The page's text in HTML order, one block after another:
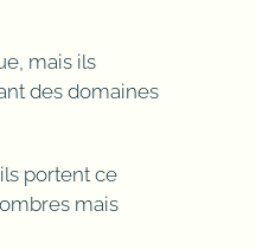
mais ils
des domaines
portent ce
mais